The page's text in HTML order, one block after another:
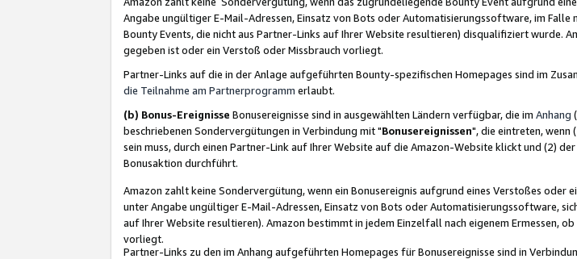
Angabe ungültiger E-Mail-Adressen, Einsatz von Bots oder Automatisierungssoftware, im
Bounty Events, die nicht aus Partner-Links auf Ihrer Website resultieren) disqualifiziert wurde.
gegeben ist oder ein Verstoß oder Missbrauch vorliegt.
Partner-Links auf die in der Anlage aufgeführten Bounty-spezifischen Homepages sind im
die Teilnahme am Partnerprogramm erlaubt.
(b) Bonus-Ereignisse Bonusereignisse sind in ausgewählten Ländern verfügbar, die im Anhang („
beschriebenen Sondervergütungen in Verbindung mit "Bonusereignissen", die eintreten, wenn
sein muss, durch einen Partner-Link auf Ihrer Website auf die Amazon-Website klickt und (2)
Bonusaktion durchführt.
Amazon zahlt keine Sondervergütung, wenn ein Bonusereignis aufgrund eines Verstoßes oder
unter Angabe ungültiger E-Mail-Adressen, Einsatz von Bots oder Automatisierungssoftware,
auf Ihrer Website resultieren). Amazon bestimmt in jedem Einzelfall nach eigenem Ermessen,
vorliegt.
Partner-Links zu den im Anhang aufgeführten Homepages für Bonusereignisse sind in